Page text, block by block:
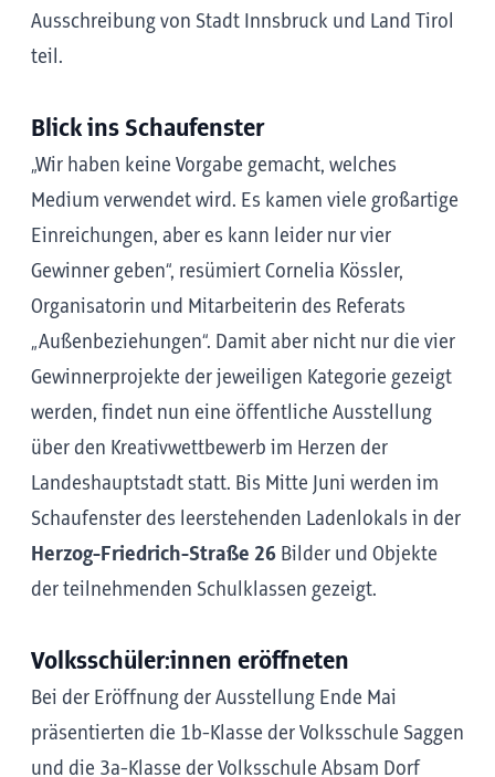
Ausschreibung von Stadt Innsbruck und Land Tirol
teil.
Blick ins Schaufenster
„Wir haben keine Vorgabe gemacht, welches
Medium verwendet wird. Es kamen viele großartige
Einreichungen, aber es kann leider nur vier
Gewinner geben“, resümiert Cornelia Kössler,
Organisatorin und Mitarbeiterin des Referats
„Außenbeziehungen“. Damit aber nicht nur die vier
Gewinnerprojekte der jeweiligen Kategorie gezeigt
werden, findet nun eine öffentliche Ausstellung
über den Kreativwettbewerb im Herzen der
Landeshauptstadt statt. Bis Mitte Juni werden im
Schaufenster des leerstehenden Ladenlokals in der
Herzog-Friedrich-Straße 26 Bilder und Objekte
der teilnehmenden Schulklassen gezeigt.
Volksschüler:innen eröffneten
Bei der Eröffnung der Ausstellung Ende Mai
präsentierten die 1b-Klasse der Volksschule Saggen
und die 3a-Klasse der Volksschule Absam Dorf